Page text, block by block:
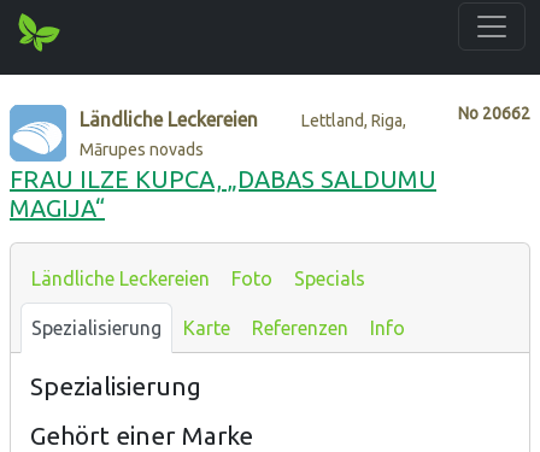
No 20662
Ländliche Leckereien
Lettland, Riga,
Mārupes novads
FRAU ILZE KUPCA, „DABAS SALDUMU
MAGIJA“
Ländliche Leckereien Foto Specials
Spezialisierung Karte Referenzen Info
Spezialisierung
Gehört einer Marke